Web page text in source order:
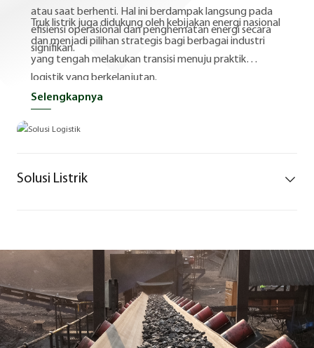
atau saat berhenti. Hal ini berdampak langsung pada
efisiensi operasional dan penghematan energi secara
signifikan.
Truk listrik juga didukung oleh kebijakan energi nasional
dan menjadi pilihan strategis bagi berbagai industri
yang tengah melakukan transisi menuju praktik
logistik yang berkelanjutan.
Selengkapnya
Solusi Listrik